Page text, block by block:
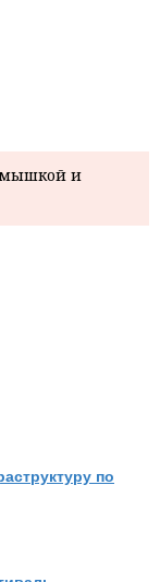
мышкой и
по